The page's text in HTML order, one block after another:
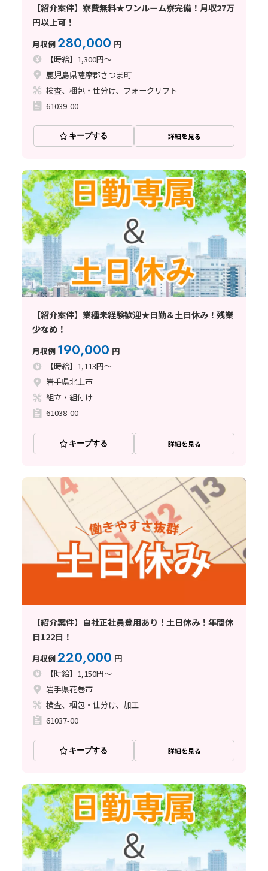
【紹介案件】寮費無料★ワンルーム寮完備！月収27万
円以上可！
月収例280,000 円
【時給】1,300円～
鹿児島県薩摩郡さつま町
検査、梱包・仕分け、フォークリフト
61039-00
キープする 詳細を見る
【紹介案件】業種未経験歓迎★日勤＆土日休み！残業
少なめ！
月収例 190,000 円
【時給】1,113円～
岩手県北上市
組立・組付け
61038-00
キープする 詳細を見る
【紹介案件】自社正社員登用あり！土日休み！年間休
日122日！
月収例220,000 円
【時給】1,150円～
岩手県花巻市
検査、梱包・仕分け、加工
61037-00
キープする 詳細を見る